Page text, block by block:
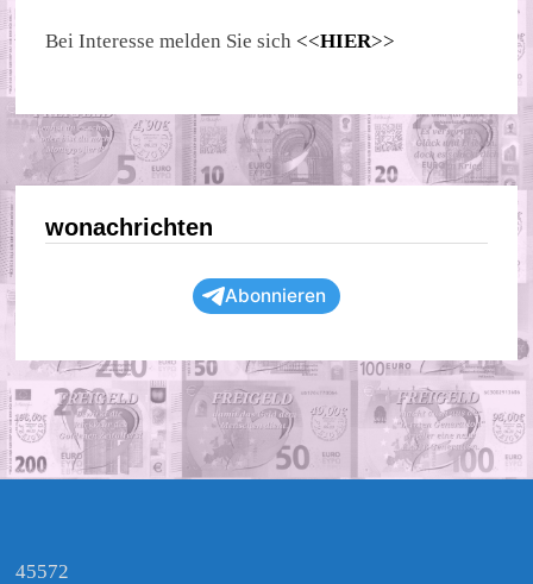
Bei Interesse melden Sie sich <<HIER>>
wonachrichten
Abonnieren
45572